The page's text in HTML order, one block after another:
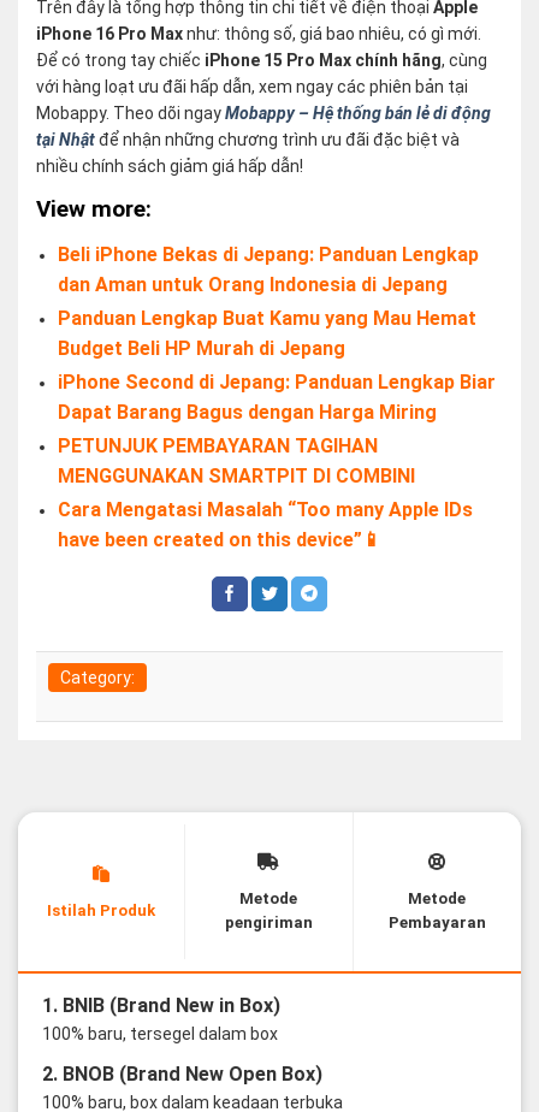
Trên đây là tổng hợp thông tin chi tiết về điện thoại Apple
iPhone 16 Pro Maxnhư: thông số, giá bao nhiêu, có gì mới.
Để có trong tay chiếc iPhone 15 Pro Max chính hãng, cùng
với hàng loạt ưu đãi hấp dẫn, xem ngay các phiên bản tại
Mobappy. Theo dõi ngayMobappy – Hệ thống bán lẻ di động
tại Nhậtđể nhận những chương trình ưu đãi đặc biệt và
nhiều chính sách giảm giá hấp dẫn!
View more:
Beli iPhone Bekas di Jepang: Panduan Lengkap
dan Aman untuk Orang Indonesia di Jepang
Panduan Lengkap Buat Kamu yang Mau Hemat
Budget Beli HP Murah di Jepang
iPhone Second di Jepang: Panduan Lengkap Biar
Dapat Barang Bagus dengan Harga Miring
PETUNJUK PEMBAYARAN TAGIHAN
MENGGUNAKAN SMARTPIT DI COMBINI
Cara Mengatasi Masalah “Too many Apple IDs
have been created on this device”📱
Category:
Istilah Produk
Metode
pengiriman
Metode
Pembayaran
1. BNIB (Brand New in Box)
100% baru, tersegel dalam box
2. BNOB (Brand New Open Box)
100% baru, box dalam keadaan terbuka